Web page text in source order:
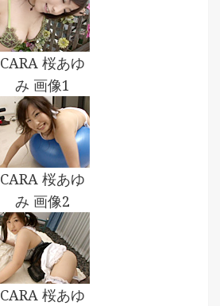
CARA 桜あゆ
み 画像1
CARA 桜あゆ
み 画像2
CARA 桜あゆ